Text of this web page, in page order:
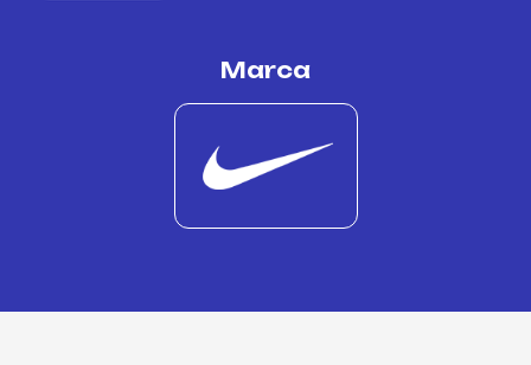
Marca